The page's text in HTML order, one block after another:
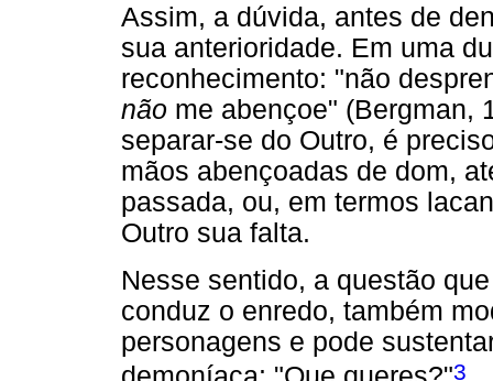
Assim, a dúvida, antes de
sua anterioridade. Em uma
reconhecimento: "não
não me abençoe" (Bergman,
separar-se do Outro, é
mãos abençoadas de dom,
passada, ou, em termos
Outro sua falta.
Nesse sentido, a questão
conduz o enredo, também
personagens e pode
3